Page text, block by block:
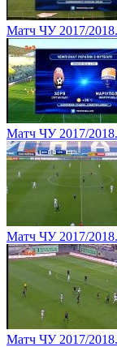
Матч ЧУ 2017/
Матч ЧУ 2017/
Матч ЧУ 2017/
Матч ЧУ 2017/2018.